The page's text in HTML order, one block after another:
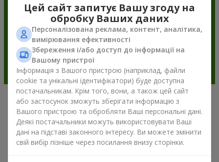
Подарункові корзини —
універсальний подарунок на будь-
яке свято
Цей сайт запитує Вашу згоду на
обробку Ваших даних
Персоналізована реклама, контент, аналітика,
вимірювання ефективності
Збереження і/або доступ до інформації на
Вашому пристрої
Інформація з Вашого пристрою (наприклад, файли
cookie та унікальні ідентифікатори) буде доступна
постачальникам. Крім того, вони, а також цей сайт
або застосунок зможуть зберігати інформацію з
Вашого пристрою та обробляти Ваші персональні дані.
Деякі постачальники можуть використовувати Ваші
дані на підставі законного інтересу. Ви можете змінити
свій вибір пізніше через посилання внизу сторінки.